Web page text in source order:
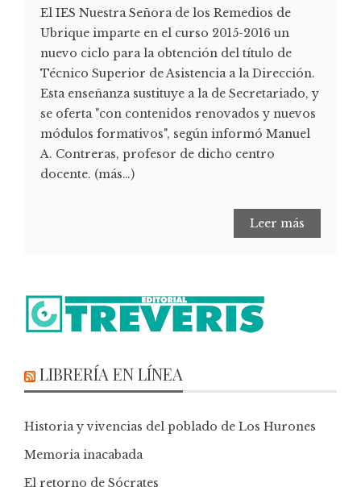
El IES Nuestra Señora de los Remedios de
Ubrique imparte en el curso 2015-2016 un
nuevo ciclo para la obtención del título de
Técnico Superior de Asistencia a la Dirección.
Esta enseñanza sustituye a la de Secretariado, y
se oferta "con contenidos renovados y nuevos
módulos formativos", según informó Manuel
A. Contreras, profesor de dicho centro
docente. (más…)
Leer más
LIBRERÍA EN LÍNEA
Historia y vivencias del poblado de Los Hurones
Memoria inacabada
El retorno de Sócrates